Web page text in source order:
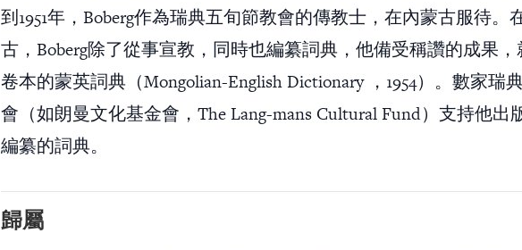
到1951年，Boberg作為瑞典五旬節教會的傳教士，在內蒙古服待。
古，Boberg除了從事宣教，同時也編纂詞典，他備受稱讚的成果，
卷本的蒙英詞典（Mongolian-English Dictionary ，1954）。數家瑞
會（如朗曼文化基金會，The Lang-mans Cultural Fund）支持他出
編纂的詞典。
歸屬